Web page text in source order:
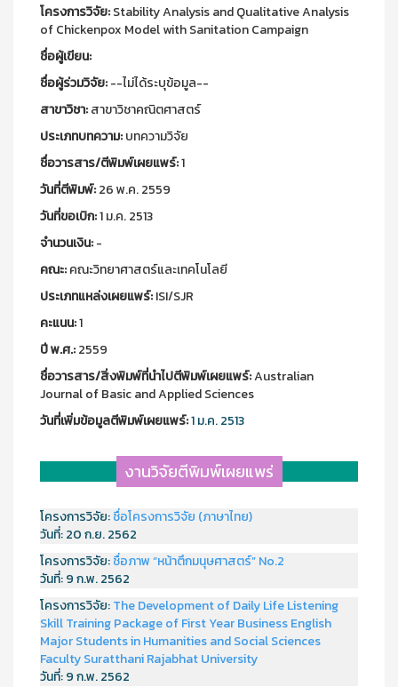
โครงการวิจัย:Stability Analysis and Qualitative Analysis
of Chickenpox Model with Sanitation Campaign
ชื่อผู้เขียน:
ชื่อผู้ร่วมวิจัย:--ไม่ได้ระบุข้อมูล--
สาขาวิชา:สาขาวิชาคณิตศาสตร์
ประเภทบทความ:บทความวิจัย
ชื่อวารสาร/ตีพิมพ์เผยแพร์:1
วันที่ตีพิมพ์:26 พ.ค. 2559
วันที่ขอเบิก:1 ม.ค. 2513
จำนวนเงิน:-
คณะ:คณะวิทยาศาสตร์และเทคโนโลยี
ประเภทแหล่งเผยแพร์:ISI/SJR
คะแนน:1
ปี พ.ศ.:2559
ชื่อวารสาร/สิ่งพิมพ์ที่นำไปตีพิมพ์เผยแพร์:Australian
Journal of Basic and Applied Sciences
วันที่เพิ่มข้อมูลตีพิมพ์เผยแพร์:1 ม.ค. 2513
งานวิจัยตีพิมพ์เผยแพร่
โครงการวิจัย:ชื่อโครงการวิจัย (ภาษาไทย)
วันที่:20 ก.ย. 2562
โครงการวิจัย:ชื่อภาพ “หน้าตึกมนุษศาสตร์” No.2
วันที่:9 ก.พ. 2562
โครงการวิจัย:The Development of Daily Life Listening
Skill Training Package of First Year Business English
Major Students in Humanities and Social Sciences
Faculty Suratthani Rajabhat University
วันที่:9 ก.พ. 2562